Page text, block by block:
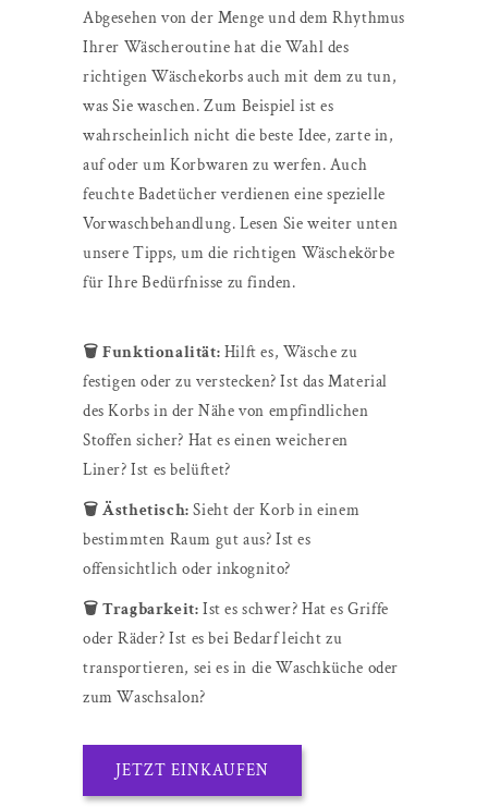
Abgesehen von der Menge und dem Rhythmus
Ihrer Wäscheroutine hat die Wahl des
richtigen Wäschekorbs auch mit dem zu tun,
was Sie waschen. Zum Beispiel ist es
wahrscheinlich nicht die beste Idee, zarte in,
auf oder um Korbwaren zu werfen. Auch
feuchte Badetücher verdienen eine spezielle
Vorwaschbehandlung. Lesen Sie weiter unten
unsere Tipps, um die richtigen Wäschekörbe
für Ihre Bedürfnisse zu finden.
🗑️ Funktionalität: Hilft es, Wäsche zu
festigen oder zu verstecken? Ist das Material
des Korbs in der Nähe von empfindlichen
Stoffen sicher? Hat es einen weicheren
Liner? Ist es belüftet?
🗑️ Ästhetisch: Sieht der Korb in einem
bestimmten Raum gut aus? Ist es
offensichtlich oder inkognito?
🗑️ Tragbarkeit: Ist es schwer? Hat es Griffe
oder Räder? Ist es bei Bedarf leicht zu
transportieren, sei es in die Waschküche oder
zum Waschsalon?
JETZT EINKAUFEN